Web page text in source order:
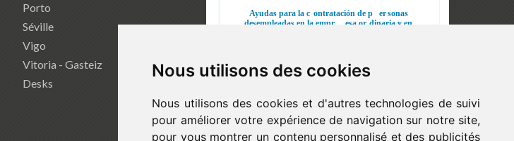
Nous utilisons des cookies
Nous utilisons des cookies et d'autres technologies de suivi
pour améliorer votre expérience de navigation sur notre site,
pour vous montrer un contenu personnalisé et des publicités
Porto
Séville
Vigo
Vitoria - Gasteiz
Desks